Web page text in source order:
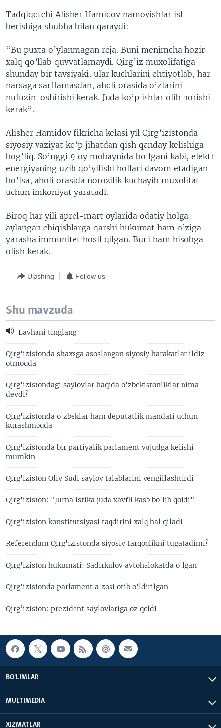
Tadqiqotchi Alisher Hamidov namoyishlar ish
berishiga shubha bilan qaraydi:
“Bu puxta o’ylanmagan reja. Buni menimcha hozir
xalq qo’llab quvvatlamaydi. Qirg’iz muxolifatiga
shunday bir tavsiyaki, ular kuchlarini ehtiyotlab, har
narsaga sarflamasdan, aholi orasida o’zlarini
nufuzini oshirishi kerak. Juda ko’p ishlar olib borishi
kerak”.
Alisher Hamidov fikricha kelasi yil Qirg’izistonda
siyosiy vaziyat ko’p jihatdan qish qanday kelishiga
bog’liq. So’nggi 9 oy mobaynida bo’lgani kabi, elektr
energiyaning uzib qo’yilishi hollari davom etadigan
bo’lsa, aholi orasida norozilik kuchayib muxolifat
uchun imkoniyat yaratadi.
Biroq har yili aprel-mart oylarida odatiy holga
aylangan chiqishlarga qarshi hukumat ham o’ziga
yarasha immunitet hosil qilgan. Buni ham hisobga
olish kerak.
Ulashing Follow us
Shu mavzuda
Lavhani tinglang
Qirg'izistonda shaxsga asoslangan siyosiy harakatlar ildiz
otmoqda
Qirg'izistondagi saylovlar haqida o'zbekistonliklar nima
deydi?
Qirg'izistonda o'zbeklar ham deputatlik mandati uchun
kurashmoqda
Qirg'izistonda bir partiyalik parlament vujudga kelishi
mumkin
Qirg'iziston Oliy Sudi saylov talablarini yengillashtirdi
Qirg'iziston: "Jurnalistika juda xavfli kasb bo'lib qoldi"
Qirg'iziston konstitutsiyasi taqdirini xalq hal qiladi
Referendum Qirg'izistonda siyosiy tarqoqlikni tugatadimi?
Qirg'iziston hukumati: Sadirkulov avtohalokatda o'lgan
Qirg'izistonda parlament a'zosi otib o'ldirilgan
Qirg’iziston: prezident saylovlariga oz qoldi
BO'LIMLAR
MULTIMEDIA
XIZMATLAR